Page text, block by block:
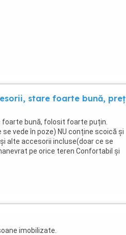
stare foarte bună, preț
bună, folosit foarte puțin.
vede în poze) NU conține scoică și
alte accesorii incluse(doar ce se
pe orice teren Confortabil și
imobilizate.